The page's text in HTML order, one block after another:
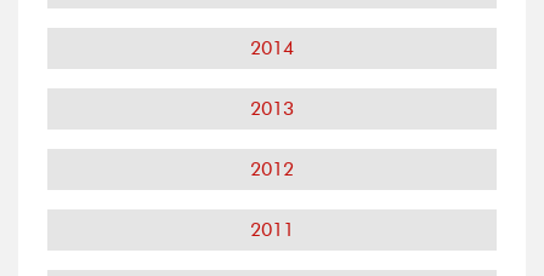
2014
2013
2012
2011